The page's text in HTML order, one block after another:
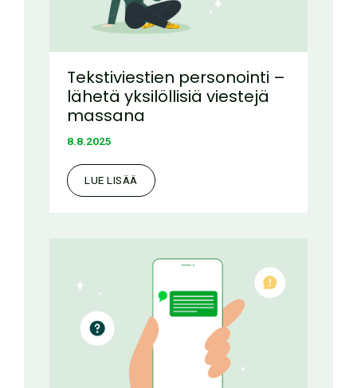
Tekstiviestien personointi –
lähetä yksilöllisiä viestejä
massana
8.8.2025
LUE LISÄÄ